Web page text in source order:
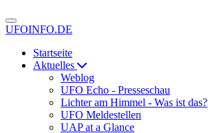
UFOINFO.DE
Startseite
Aktuelles
Weblog
UFO Echo - Presseschau
Lichter am Himmel - Was ist das?
UFO Meldestellen
UAP at a Glance